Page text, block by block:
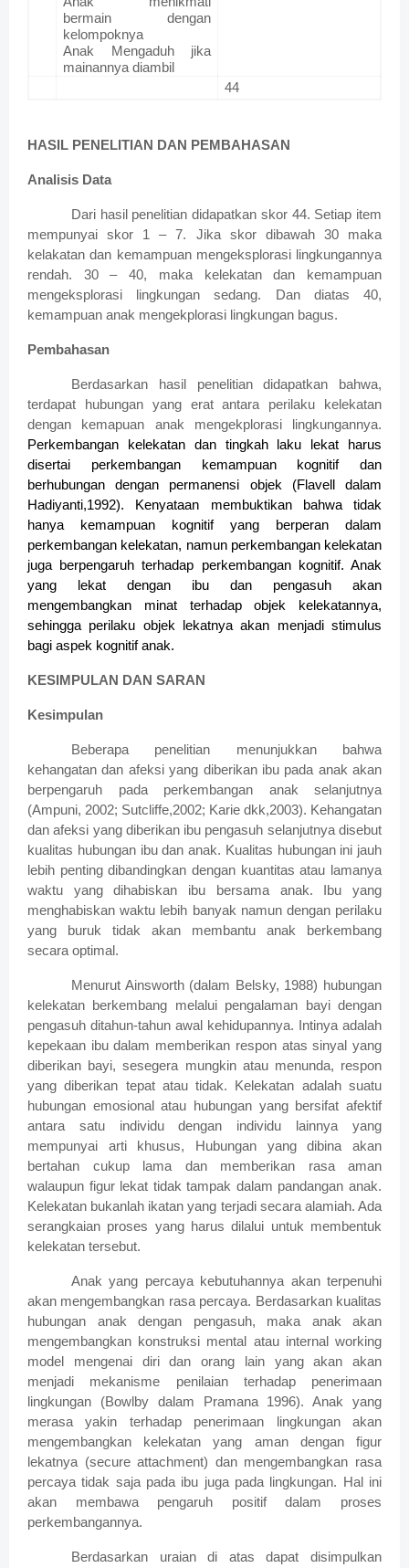
bermain dengan
kelompoknya
Anak Mengaduh jika
mainannya diambil
44
HASIL PENELITIAN DAN PEMBAHASAN
Analisis Data
Dari hasil penelitian didapatkan skor 44. Setiap item
mempunyai skor 1 – 7. Jika skor dibawah 30 maka
kelakatan dan kemampuan mengeksplorasi lingkungannya
rendah. 30 – 40, maka kelekatan dan kemampuan
mengeksplorasi lingkungan sedang. Dan diatas 40,
kemampuan anak mengekplorasi lingkungan bagus.
Pembahasan
Berdasarkan hasil penelitian didapatkan bahwa,
terdapat hubungan yang erat antara perilaku kelekatan
dengan kemapuan anak mengekplorasi lingkungannya.
Perkembangan kelekatan dan tingkah laku lekat harus
disertai perkembangan kemampuan kognitif dan
berhubungan dengan permanensi objek (Flavell dalam
Hadiyanti,1992). Kenyataan membuktikan bahwa tidak
hanya kemampuan kognitif yang berperan dalam
perkembangan kelekatan, namun perkembangan kelekatan
juga berpengaruh terhadap perkembangan kognitif. Anak
yang lekat dengan ibu dan pengasuh akan
mengembangkan minat terhadap objek kelekatannya,
sehingga perilaku objek lekatnya akan menjadi stimulus
bagi aspek kognitif anak.
KESIMPULAN DAN SARAN
Kesimpulan
Beberapa penelitian menunjukkan bahwa
kehangatan dan afeksi yang diberikan ibu pada anak akan
berpengaruh pada perkembangan anak selanjutnya
(Ampuni, 2002; Sutcliffe,2002; Karie dkk,2003). Kehangatan
dan afeksi yang diberikan ibu pengasuh selanjutnya disebut
kualitas hubungan ibu dan anak. Kualitas hubungan ini jauh
lebih penting dibandingkan dengan kuantitas atau lamanya
waktu yang dihabiskan ibu bersama anak. Ibu yang
menghabiskan waktu lebih banyak namun dengan perilaku
yang buruk tidak akan membantu anak berkembang
secara optimal.
Menurut Ainsworth (dalam Belsky, 1988) hubungan
kelekatan berkembang melalui pengalaman bayi dengan
pengasuh ditahun-tahun awal kehidupannya. Intinya adalah
kepekaan ibu dalam memberikan respon atas sinyal yang
diberikan bayi, sesegera mungkin atau menunda, respon
yang diberikan tepat atau tidak. Kelekatan adalah suatu
hubungan emosional atau hubungan yang bersifat afektif
antara satu individu dengan individu lainnya yang
mempunyai arti khusus, Hubungan yang dibina akan
bertahan cukup lama dan memberikan rasa aman
walaupun figur lekat tidak tampak dalam pandangan anak.
Kelekatan bukanlah ikatan yang terjadi secara alamiah. Ada
serangkaian proses yang harus dilalui untuk membentuk
kelekatan tersebut.
Anak yang percaya kebutuhannya akan terpenuhi
akan mengembangkan rasa percaya. Berdasarkan kualitas
hubungan anak dengan pengasuh, maka anak akan
mengembangkan konstruksi mental atau internal working
model mengenai diri dan orang lain yang akan akan
menjadi mekanisme penilaian terhadap penerimaan
lingkungan (Bowlby dalam Pramana 1996). Anak yang
merasa yakin terhadap penerimaan lingkungan akan
mengembangkan kelekatan yang aman dengan figur
lekatnya (secure attachment) dan mengembangkan rasa
percaya tidak saja pada ibu juga pada lingkungan. Hal ini
akan membawa pengaruh positif dalam proses
perkembangannya.
Berdasarkan uraian di atas dapat disimpulkan